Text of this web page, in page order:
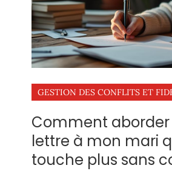
GESTION DES CONFLITS ET
Comment
lettre à mon mari
touche plus sans